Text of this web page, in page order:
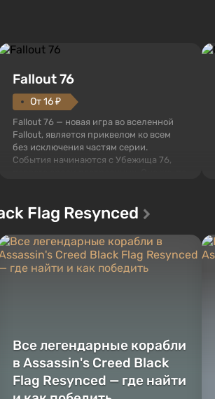
Fallout 76
От 16 ₽
Fallout 76 — новая игра во вселенной
Fallout, является приквелом ко всем
без исключения частям серии.
События начинаются с Убежища 76,
как на Америку упадут ядерные бомбы.
Место действия Fallout...
Flag Resynced
Все легендарные корабли
в Assassin's Creed Black
Flag Resynced — где найти